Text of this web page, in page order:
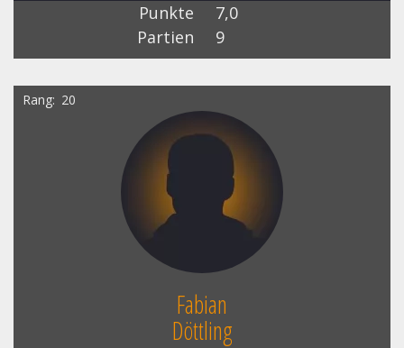
Punkte
7,0
Partien
9
Rang 20
Fabian
Döttling